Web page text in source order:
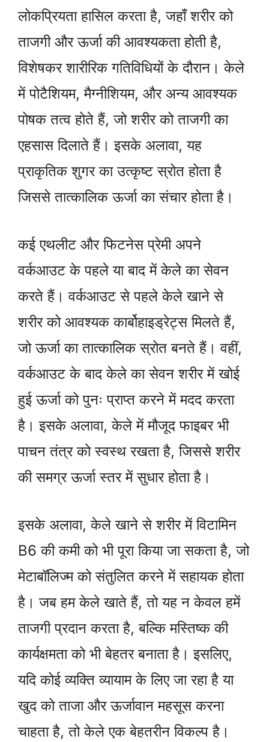
लोकप्रियता हासिल करता है, जहाँ शरीर को
ताजगी और ऊर्जा की आवश्यकता होती है,
विशेषकर शारीरिक गतिविधियों के दौरान। केले
में पोटैशियम, मैग्नीशियम, और अन्य आवश्यक
पोषक तत्व होते हैं, जो शरीर को ताजगी का
एहसास दिलाते हैं। इसके अलावा, यह
प्राकृतिक शुगर का उत्कृष्ट स्रोत होता है
जिससे तात्कालिक ऊर्जा का संचार होता है।
कई एथलीट और फिटनेस प्रेमी अपने
वर्कआउट के पहले या बाद में केले का सेवन
करते हैं। वर्कआउट से पहले केले खाने से
शरीर को आवश्यक कार्बोहाइड्रेट्स मिलते हैं,
जो ऊर्जा का तात्कालिक स्रोत बनते हैं। वहीं,
वर्कआउट के बाद केले का सेवन शरीर में खोई
हुई ऊर्जा को पुनः प्राप्त करने में मदद करता
है। इसके अलावा, केले में मौजूद फाइबर भी
पाचन तंत्र को स्वस्थ रखता है, जिससे शरीर
की समग्र ऊर्जा स्तर में सुधार होता है।
इसके अलावा, केले खाने से शरीर में विटामिन
B6 की कमी को भी पूरा किया जा सकता है, जो
मेटाबॉलिज्म को संतुलित करने में सहायक होता
है। जब हम केले खाते हैं, तो यह न केवल हमें
ताजगी प्रदान करता है, बल्कि मस्तिष्क की
कार्यक्षमता को भी बेहतर बनाता है। इसलिए,
यदि कोई व्यक्ति व्यायाम के लिए जा रहा है या
खुद को ताजा और ऊर्जावान महसूस करना
चाहता है, तो केले एक बेहतरीन विकल्प है।